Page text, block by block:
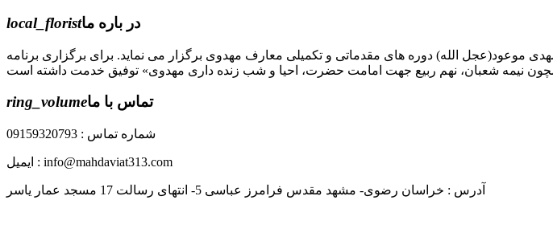
local_floristدر باره ما
گردیده و زیر نظر بنیاد حضرت مهدی موعود(عجل الله) دوره های مقدماتی و تکمیلی معارف مهدوی برگزار می نماید. برای برگزاری برنامه
ring_volumeتماس با ما
شماره تماس : 09159320793
ایمیل : info@mahdaviat313.com
آدرس : خراسان رضوی- مشهد مقدس فرامرز عباسی 5- انتهای رسالت 17 مسجد عمار یاسر